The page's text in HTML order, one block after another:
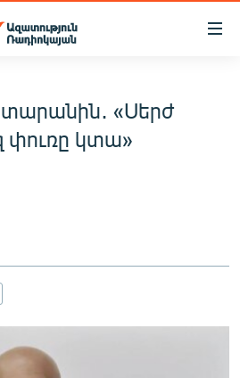
«Սերժ
փուռը կտա»